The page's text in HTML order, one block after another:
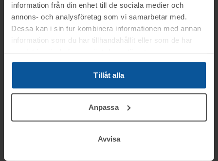
information från din enhet till de sociala medier och
annons- och analysföretag som vi samarbetar med.
Dessa kan i sin tur kombinera informationen med annan
information som du har tillhandahållit eller som de har
Tillåt alla
Anpassa
Avvisa
Clas Magnusson
Auktionsförättare